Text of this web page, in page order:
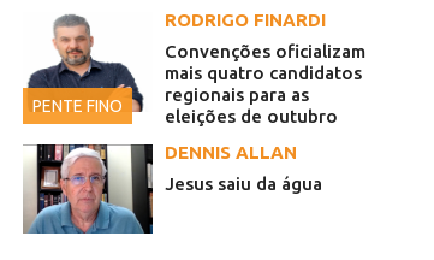
PENTE FINO
RODRIGO FINARDI
Convenções oficializam
mais quatro candidatos
regionais para as
eleições de outubro
DENNIS ALLAN
Jesus saiu da água